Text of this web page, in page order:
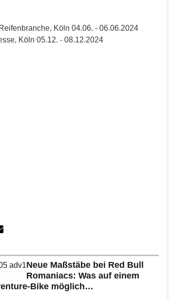
Köln 04.06. - 06.06.2024
Köln 05.12. - 08.12.2024
Neue Maßstäbe bei Red Bull
Romaniacs: Was auf einem
Bike möglich…